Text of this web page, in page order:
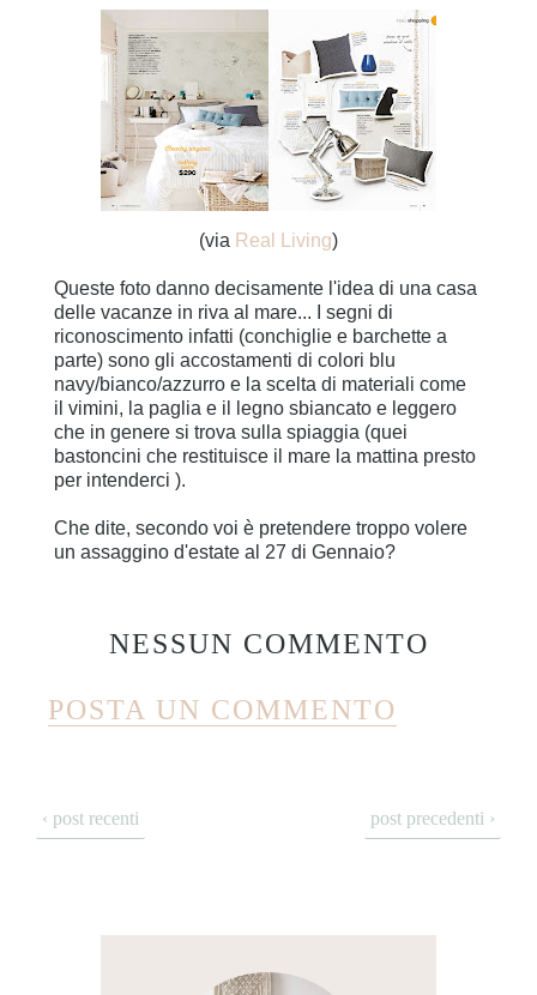
(via Real Living)
Queste foto danno decisamente l'idea di una casa
delle vacanze in riva al mare... I segni di
riconoscimento infatti (conchiglie e barchette a
parte) sono gli accostamenti di colori blu
navy/bianco/azzurro e la scelta di materiali come
il vimini, la paglia e il legno sbiancato e leggero
che in genere si trova sulla spiaggia (quei
bastoncini che restituisce il mare la mattina presto
per intenderci ).
Che dite, secondo voi è pretendere troppo volere
un assaggino d'estate al 27 di Gennaio?
NESSUN COMMENTO
POSTA UN COMMENTO
‹ post recenti post precedenti ›